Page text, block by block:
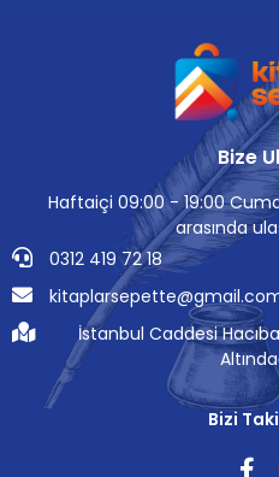
Bize
Haftaiçi 09:00 - 19:00
arasında
0312 419 72 18
İstanbul Caddesi
Bizi